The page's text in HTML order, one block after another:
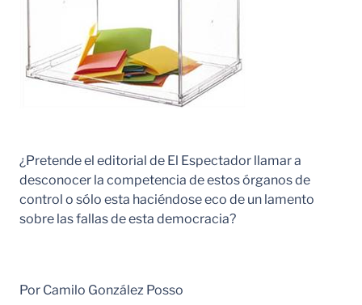
¿Pretende el editorial de El Espectador llamar a
desconocer la competencia de estos órganos de
control o sólo esta haciéndose eco de un lamento
sobre las fallas de esta democracia?
Por Camilo González Posso